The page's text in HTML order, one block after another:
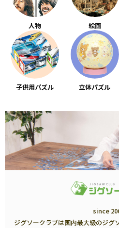
人物 絵画
子供用パズル 立体パズル
since
ジグソークラブは国内最大級のジグ